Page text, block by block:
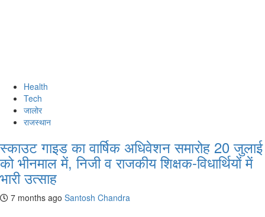
Health
Tech
जालोर
राजस्थान
स्काउट गाइड का वार्षिक अधिवेशन समारोह 20 जुलाई
को भीनमाल में, निजी व राजकीय शिक्षक-विधार्थियों में
भारी उत्साह
7 months ago Santosh Chandra